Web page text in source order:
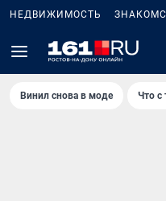
НЕДВИЖИМОСТЬ
Винил снова в моде Что с